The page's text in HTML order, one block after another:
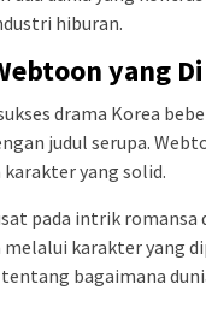
hiburan.
yang
drama Korea
judul serupa.
yang solid.
pada intrik romansa
karakter yang
bagaimana